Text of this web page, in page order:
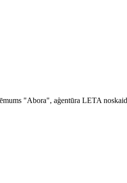
"Abora", aģentūra LETA